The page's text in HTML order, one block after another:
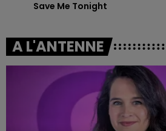
Save Me Tonight
A L'ANTENNE